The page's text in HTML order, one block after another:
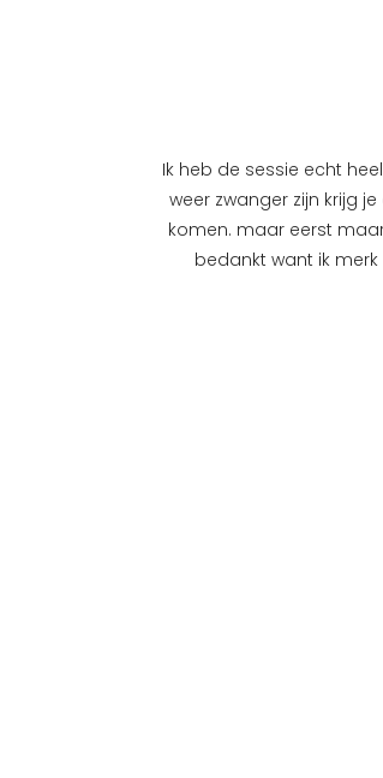
Ik heb de sessie echt
weer zwanger zijn krijg
komen. maar eerst
bedankt want ik